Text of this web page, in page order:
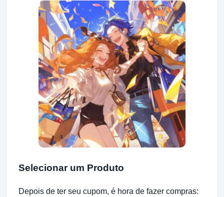
Selecionar um Produto
Depois de ter seu cupom, é hora de fazer compras: